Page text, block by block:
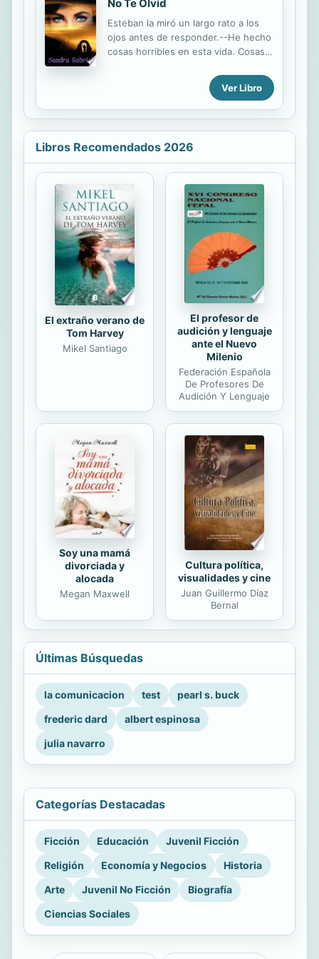
No Te Olvid
Esteban la miró un largo rato a los
ojos antes de responder.--He hecho
cosas horribles en esta vida. Cosas
haciéndolas. He robado. He mentido
y he matado, pero jamás he violado a
una mujer.Al apreciar el gesto de
alivio de Marietta le aclaró, porque
impresión equivocada de él.--No te
equivoques. No lo he hecho
personalmente, pero no porque me
supusiera ningún problema. He
permitido que mis hombres lo
hicieran muchas veces. Si no me
hubieras mirado, suplicando mi
ayuda, el día que te conocí. Hubiera
permitido que...
Ver Libro
Libros Recomendados 2026
El extraño verano de
Tom Harvey
Mikel Santiago
El profesor de
audición y lenguaje
ante el Nuevo
Milenio
Federación Española
De Profesores De
Audición Y Lenguaje
Soy una mamá
divorciada y
alocada
Megan Maxwell
Cultura política,
visualidades y cine
Juan Guillermo Díaz
Bernal
Últimas Búsquedas
la comunicacion test
pearl s. buck
frederic dard
albert espinosa
julia navarro
Categorías Destacadas
Ficción Educación
Juvenil Ficción
Religión
Economía y Negocios
Historia
Arte
Juvenil No Ficción
Biografía
Ciencias Sociales